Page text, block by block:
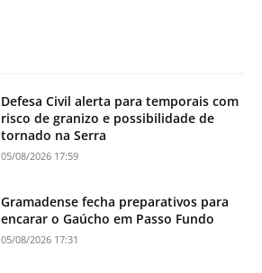
Defesa Civil alerta para temporais com
risco de granizo e possibilidade de
tornado na Serra
05/08/2026 17:59
Gramadense fecha preparativos para
encarar o Gaúcho em Passo Fundo
05/08/2026 17:31